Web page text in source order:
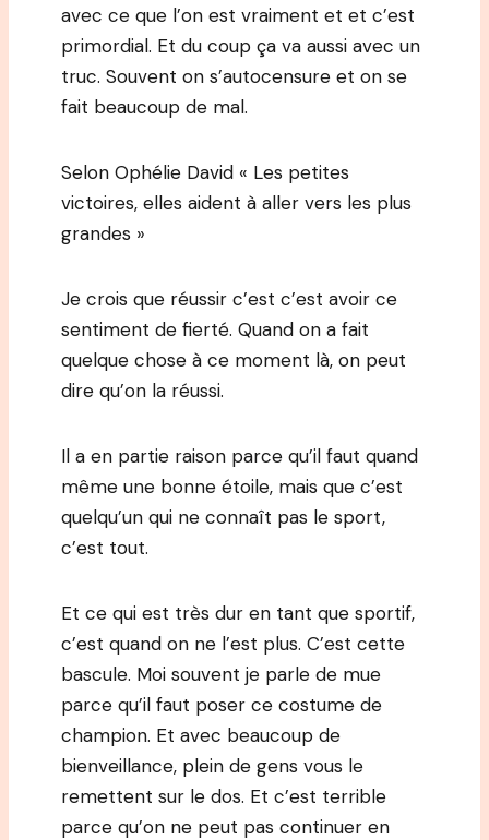
avec ce que l’on est vraiment et et c’est
primordial. Et du coup ça va aussi avec un
truc. Souvent on s’autocensure et on se
fait beaucoup de mal.
Selon Ophélie David « Les petites
victoires, elles aident à aller vers les plus
grandes »
Je crois que réussir c’est c’est avoir ce
sentiment de fierté. Quand on a fait
quelque chose à ce moment là, on peut
dire qu’on la réussi.
Il a en partie raison parce qu’il faut quand
même une bonne étoile, mais que c’est
quelqu’un qui ne connaît pas le sport,
c’est tout.
Et ce qui est très dur en tant que sportif,
c’est quand on ne l’est plus. C’est cette
bascule. Moi souvent je parle de mue
parce qu’il faut poser ce costume de
champion. Et avec beaucoup de
bienveillance, plein de gens vous le
remettent sur le dos. Et c’est terrible
parce qu’on ne peut pas continuer en